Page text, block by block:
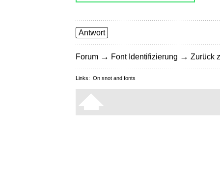
Antwort
Forum → Font Identifizierung → Zurück
Links: On snot and fonts